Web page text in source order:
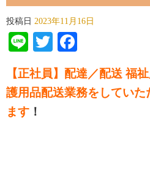
投稿日 2023年11月16日
LineTwitter
【正社員】配達／配送 福
護用品配送業務をしてい
ます ！